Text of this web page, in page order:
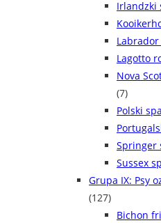
Irlandzki
Lagotto
Nova
(7)
Polski
Springer
Sussex
Grupa IX: Psy
(127)
Bichon